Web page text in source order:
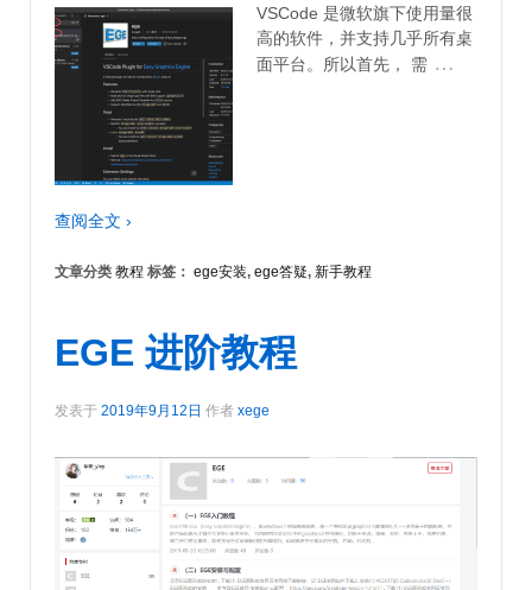
VSCode 是微软旗下使用量很
高的软件，并支持几乎所有桌
面平台。所以首先， 需 …
查阅全文 ›
文章分类 教程 标签： ege安装, ege答疑, 新手教程
EGE 进阶教程
发表于 2019年9月12日 作者 xege